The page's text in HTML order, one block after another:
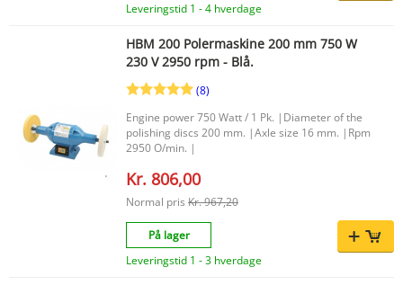
Leveringstid 1 - 4 hverdage
HBM 200 Polermaskine 200 mm 750 W
230 V 2950 rpm - Blå.
(8)
Engine power 750 Watt / 1 Pk. |Diameter of the
polishing discs 200 mm. |Axle size 16 mm. |Rpm
2950 O/min. |
Kr. 806,00
Normal pris Kr. 967,20
På lager
Leveringstid 1 - 3 hverdage